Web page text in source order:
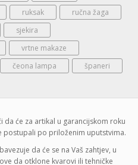
ruksak
ručna žaga
sjekira
vrtne makaze
čeona lampa španeri
da će za artikal u garancijskom roku
po priloženim uputstvima.
da će se na Vaš zahtjev, u
da otklone kvarovi ili tehničke